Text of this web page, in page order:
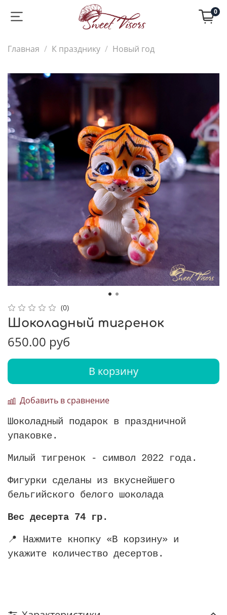
0
Главная К празднику Новый год
(0)
Шоколадный тигренок
650.00 руб
В корзину
Добавить в сравнение
Шоколадный подарок в праздничной
упаковке.
Милый тигренок - символ 2022 года.
Фигурки сделаны из вкуснейшего
бельгийского белого шоколада
Вес десерта 74 гр.
📍 Нажмите кнопку «В корзину» и
укажите количество десертов.